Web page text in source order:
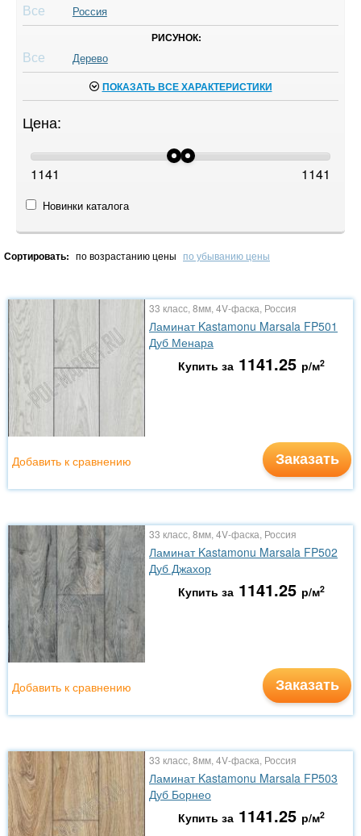
Все Россия
РИСУНОК:
Все Дерево
ПОКАЗАТЬ ВСЕ ХАРАКТЕРИСТИКИ
Цена:
1141 1141
Новинки каталога
Сортировать: по возрастанию цены по убыванию цены
33 класс, 8мм, 4V-фаска, Россия
Ламинат Kastamonu Marsala FP501
Дуб Менара
Купить за 1141.25 р/м2
Заказать
Добавить к сравнению
33 класс, 8мм, 4V-фаска, Россия
Ламинат Kastamonu Marsala FP502
Дуб Джахор
Купить за 1141.25 р/м2
Заказать
Добавить к сравнению
33 класс, 8мм, 4V-фаска, Россия
Ламинат Kastamonu Marsala FP503
Дуб Борнео
Купить за 1141.25 р/м2